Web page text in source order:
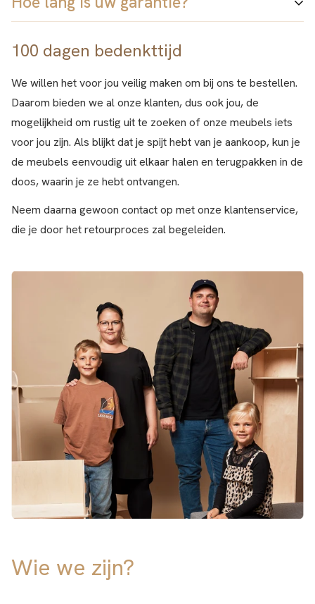
privéwoningen en winkels.
Dat varieert van 2-4 dagen, in drukke periodes misschien
afhaalpunt, op uw privéadres of op een werkplek. Allemaal
Wij bieden 5 jaar garantie op alle bestellingen.
dat u ons product kunt bestellen, monteren en testen. En als
het u niet bevalt, accepteren wij uw retourzending binnen
100 dagen!
100 dagen bedenkttijd
We willen het voor jou veilig maken om bij ons te bestellen.
Daarom bieden we al onze klanten, dus ook jou, de
mogelijkheid om rustig uit te zoeken of onze meubels iets
voor jou zijn. Als blijkt dat je spijt hebt van je aankoop, kun je
de meubels eenvoudig uit elkaar halen en terugpakken in de
doos, waarin je ze hebt ontvangen.
Neem daarna gewoon contact op met onze klantenservice,
die je door het retourproces zal begeleiden.
Wie we zijn?